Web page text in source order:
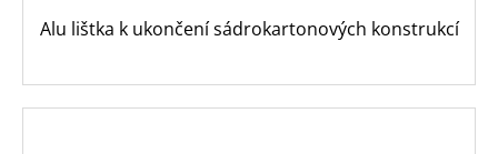
Alu lištka k ukončení sádrokartonových konstrukcí